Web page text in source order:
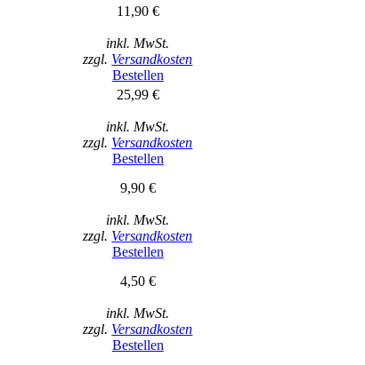
11,90 €
inkl. MwSt.
zzgl. Versandkosten
Bestellen
25,99 €
inkl. MwSt.
zzgl. Versandkosten
Bestellen
9,90 €
inkl. MwSt.
zzgl. Versandkosten
Bestellen
4,50 €
inkl. MwSt.
zzgl. Versandkosten
Bestellen